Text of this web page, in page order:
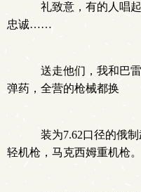
礼致意，有的人唱
忠诚……
送走他们，我和巴
弹药，全营的枪械都换
装为7.62口径的俄制
轻机枪，马克西姆重机枪。